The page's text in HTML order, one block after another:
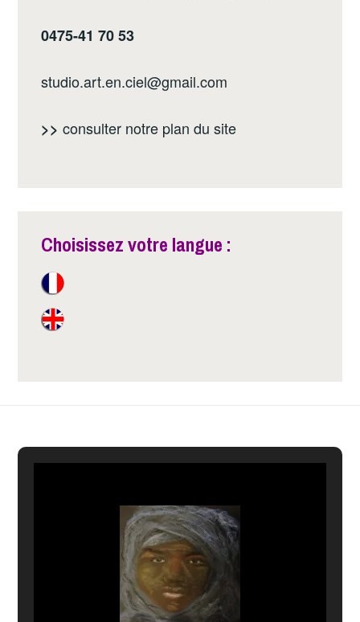
0475-41 70 53
studio.art.en.ciel@gmail.com
>> consulter notre plan du site
Choisissez votre langue :